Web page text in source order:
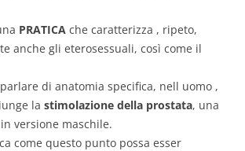
PRATICA che caratterizza , ripeto,
anche gli eterosessuali, così come il
di anatomia specifica, nell uomo ,
la stimolazione della prostata, una
in versione maschile.
come questo punto possa esser